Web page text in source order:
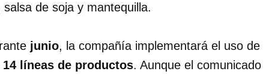
de soja y mantequilla.
junio, la compañía implementará el uso de
14 líneas de productos. Aunque el comunicado